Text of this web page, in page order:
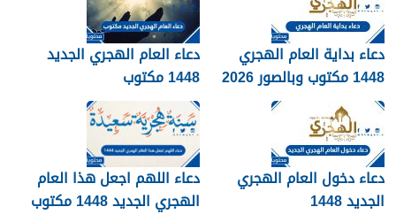
دعاء بداية العام الهجري
1448 مكتوب وبالصور 2026
دعاء العام الهجري الجديد
1448 مكتوب
دعاء دخول العام الهجري
الجديد 1448
دعاء اللهم اجعل هذا العام
الهجري الجديد 1448 مكتوب